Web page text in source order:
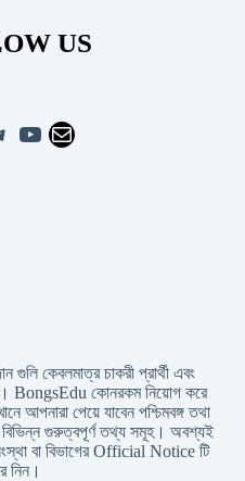
US
YouTube
Mail
গুলি কেবলমাত্র চাকরী প্রার্থী এবং
BongsEdu কোনরকম নিয়োগ করে
পেয়ে যাবেন পশ্চিমবঙ্গ তথা
বিভিন্ন গুরুত্বপূর্ণ তথ্য সমূহ। অবশ্যই
বা বিভাগের Official Notice টি
নিন।